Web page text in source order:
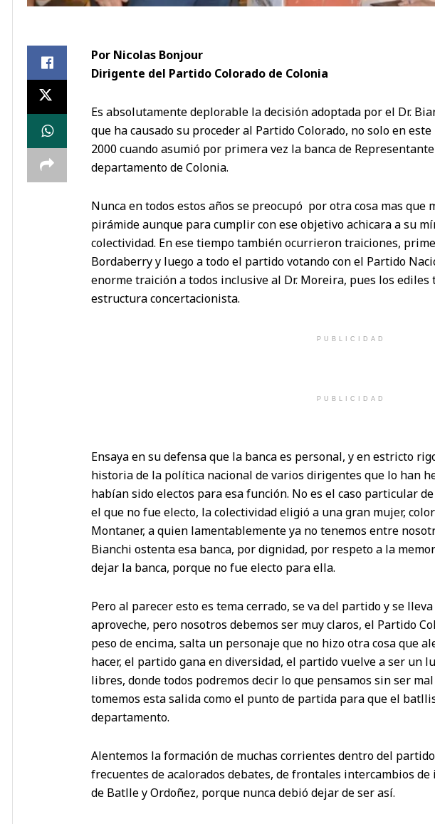
Por Nicolas Bonjour
Dirigente del Partido Colorado de Colonia
Es absolutamente deplorable la decisión adoptada por el Dr.
que ha causado su proceder al Partido Colorado, no solo en
2000 cuando asumió por primera vez la banca de
departamento de Colonia.
Nunca en todos estos años se preocupó por otra cosa mas que
pirámide aunque para cumplir con ese objetivo achicara a su
colectividad. En ese tiempo también ocurrieron traiciones,
Bordaberry y luego a todo el partido votando con el Partido
enorme traición a todos inclusive al Dr. Moreira, pues los
estructura concertacionista.
PUBLICIDAD
PUBLICIDAD
Ensaya en su defensa que la banca es personal, y en estricto
historia de la política nacional de varios dirigentes que lo han
habían sido electos para esa función. No es el caso particular
el que no fue electo, la colectividad eligió a una gran mujer,
Montaner, a quien lamentablemente ya no tenemos entre
Bianchi ostenta esa banca, por dignidad, por respeto a la
dejar la banca, porque no fue electo para ella.
Pero al parecer esto es tema cerrado, se va del partido y se
aproveche, pero nosotros debemos ser muy claros, el Partido
peso de encima, salta un personaje que no hizo otra cosa que
hacer, el partido gana en diversidad, el partido vuelve a ser un
libres, donde todos podremos decir lo que pensamos sin ser
tomemos esta salida como el punto de partida para que el
departamento.
Alentemos la formación de muchas corrientes dentro del
frecuentes de acalorados debates, de frontales intercambios
de Batlle y Ordoñez, porque nunca debió dejar de ser así.